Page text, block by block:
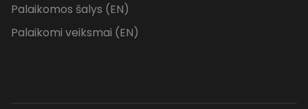
Palaikomos šalys (EN)
Palaikomi veiksmai (EN)